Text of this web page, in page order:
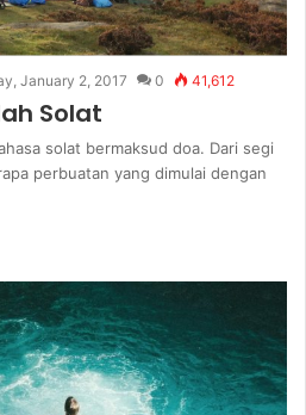
January 2, 2017 0 41,612
Solat
solat bermaksud doa. Dari segi
perbuatan yang dimulai dengan